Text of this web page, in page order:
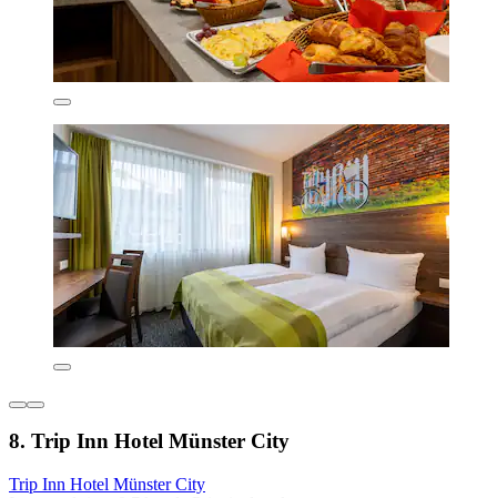
8. Trip Inn Hotel Münster City
Trip Inn Hotel Münster City